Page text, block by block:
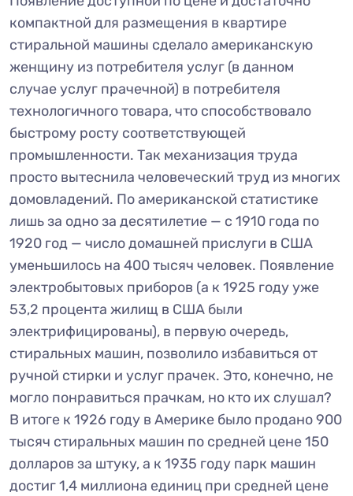
компактной для размещения в квартире
стиральной машины сделало американскую
женщину из потребителя услуг (в данном
случае услуг прачечной) в потребителя
технологичного товара, что способствовало
быстрому росту соответствующей
промышленности. Так механизация труда
просто вытеснила человеческий труд из многих
домовладений. По американской статистике
лишь за одно за десятилетие — с 1910 года по
1920 год — число домашней прислуги в США
уменьшилось на 400 тысяч человек. Появление
электробытовых приборов (а к 1925 году уже
53,2 процента жилищ в США были
электрифицированы), в первую очередь,
стиральных машин, позволило избавиться от
ручной стирки и услуг прачек. Это, конечно, не
могло понравиться прачкам, но кто их слушал?
В итоге к 1926 году в Америке было продано 900
тысяч стиральных машин по средней цене 150
долларов за штуку, а к 1935 году парк машин
достиг 1,4 миллиона единиц при средней цене